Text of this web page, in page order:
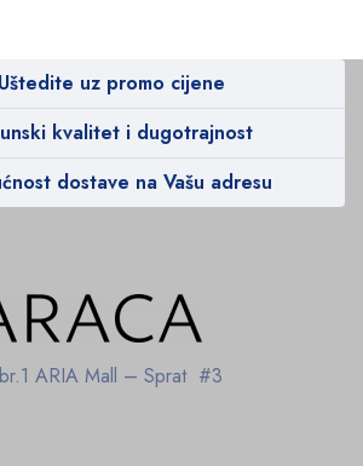
Uštedite uz promo cijene
kvalitet i dugotrajnost
dostave na Vašu adresu
ARIA Mall – Sprat #3